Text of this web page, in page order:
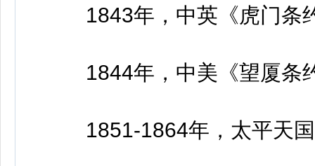
1843年，中英《虎门条
1844年，中美《望厦条
1851-1864年，太平天